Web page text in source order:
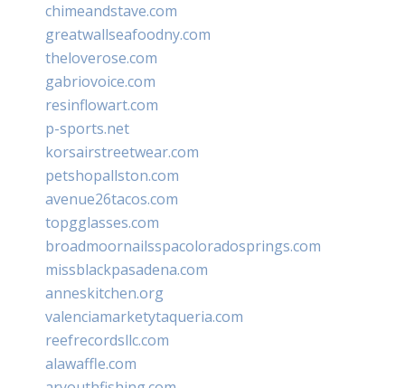
chimeandstave.com
greatwallseafoodny.com
theloverose.com
gabriovoice.com
resinflowart.com
p-sports.net
korsairstreetwear.com
petshopallston.com
avenue26tacos.com
topgglasses.com
broadmoornailsspacoloradosprings.com
missblackpasadena.com
anneskitchen.org
valenciamarketytaqueria.com
reefrecordsllc.com
alawaffle.com